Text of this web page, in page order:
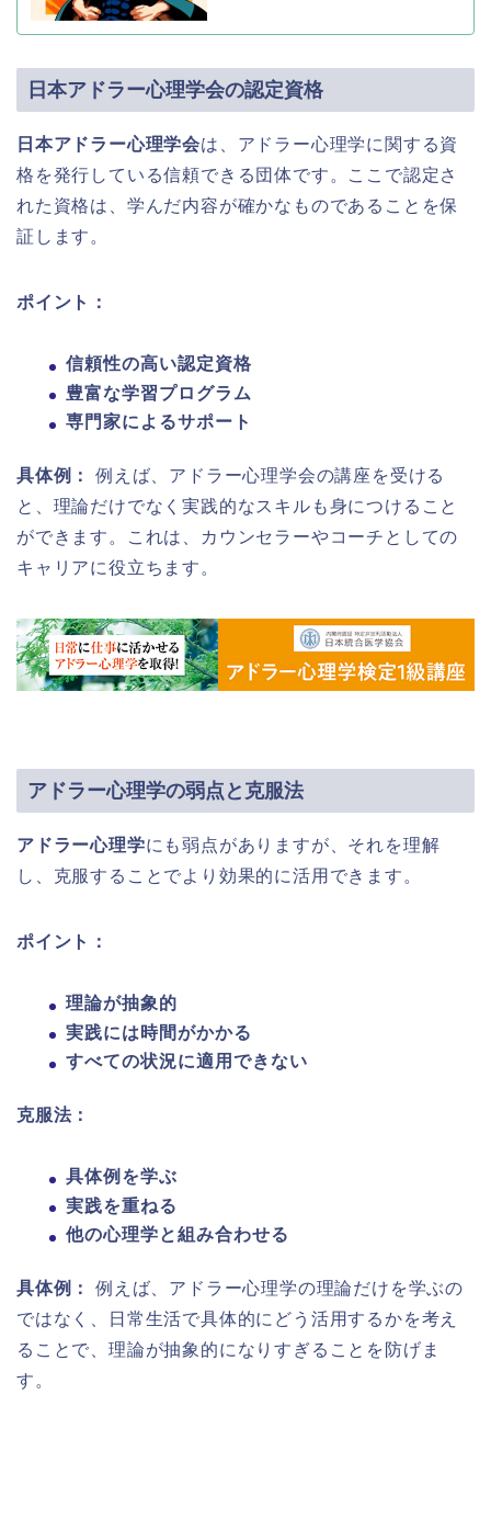
日本アドラー心理学会の認定資格
日本アドラー心理学会は、アドラー心理学に関する資
格を発行している信頼できる団体です。ここで認定さ
れた資格は、学んだ内容が確かなものであることを保
証します。
ポイント：
信頼性の高い認定資格
豊富な学習プログラム
専門家によるサポート
具体例：
例えば、アドラー心理学会の講座を受ける
と、理論だけでなく実践的なスキルも身につけること
ができます。これは、カウンセラーやコーチとしての
キャリアに役立ちます。
アドラー心理学の弱点と克服法
アドラー心理学にも弱点がありますが、それを理解
し、克服することでより効果的に活用できます。
ポイント：
理論が抽象的
実践には時間がかかる
すべての状況に適用できない
克服法：
具体例を学ぶ
実践を重ねる
他の心理学と組み合わせる
具体例：
例えば、アドラー心理学の理論だけを学ぶの
ではなく、日常生活で具体的にどう活用するかを考え
ることで、理論が抽象的になりすぎることを防げま
す。